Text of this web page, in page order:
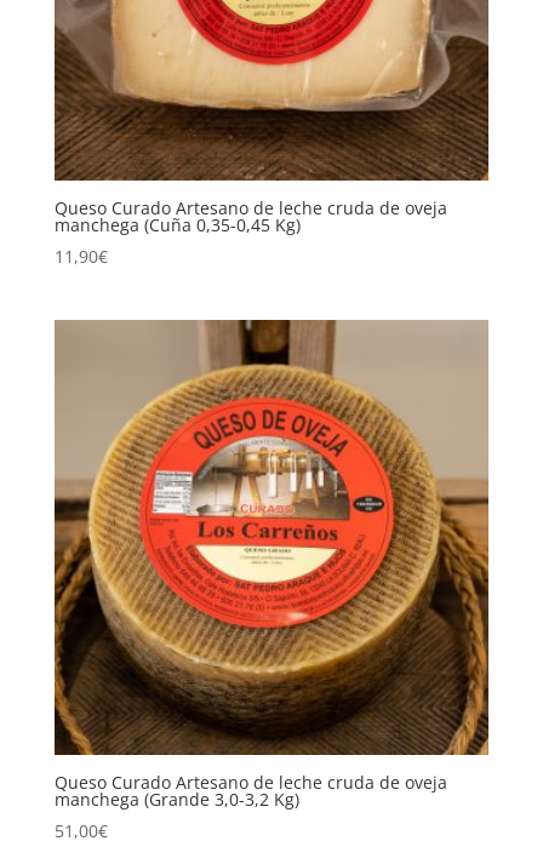
Queso Curado Artesano de leche cruda de oveja
manchega (Cuña 0,35-0,45 Kg)
11,90€
Queso Curado Artesano de leche cruda de oveja
manchega (Grande 3,0-3,2 Kg)
51,00€